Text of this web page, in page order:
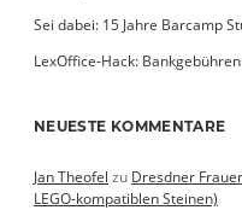
Sei dabei: 15 Jahre Barcamp
LexOffice-Hack:
NEUESTE KOMMENTARE
Jan Theofel zu Dresdner
LEGO-kompatiblen Steinen)